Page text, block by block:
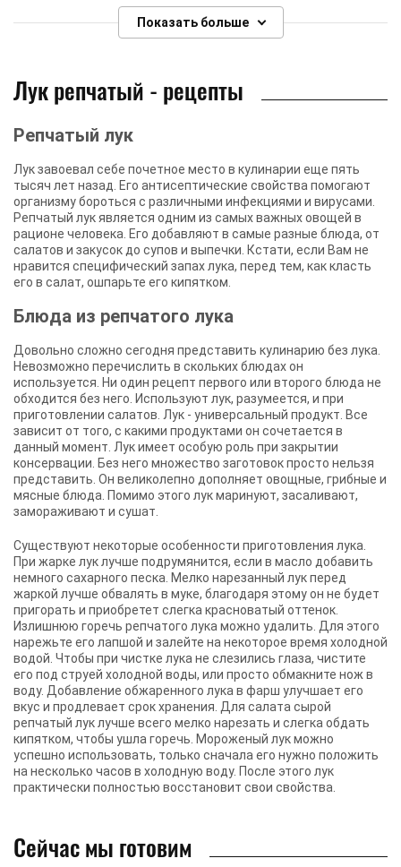
Показать больше
Лук репчатый - рецепты
Репчатый лук
Лук завоевал себе почетное место в кулинарии еще пять
тысяч лет назад. Его антисептические свойства помогают
организму бороться с различными инфекциями и вирусами.
Репчатый лук является одним из самых важных овощей в
рационе человека. Его добавляют в самые разные блюда, от
салатов и закусок до супов и выпечки. Кстати, если Вам не
нравится специфический запах лука, перед тем, как класть
его в салат, ошпарьте его кипятком.
Блюда из репчатого лука
Довольно сложно сегодня представить кулинарию без лука.
Невозможно перечислить в скольких блюдах он
используется. Ни один рецепт первого или второго блюда не
обходится без него. Используют лук, разумеется, и при
приготовлении салатов. Лук - универсальный продукт. Все
зависит от того, с какими продуктами он сочетается в
данный момент. Лук имеет особую роль при закрытии
консервации. Без него множество заготовок просто нельзя
представить. Он великолепно дополняет овощные, грибные и
мясные блюда. Помимо этого лук маринуют, засаливают,
замораживают и сушат.
Существуют некоторые особенности приготовления лука.
При жарке лук лучше подрумянится, если в масло добавить
немного сахарного песка. Мелко нарезанный лук перед
жаркой лучше обвалять в муке, благодаря этому он не будет
пригорать и приобретет слегка красноватый оттенок.
Излишнюю горечь репчатого лука можно удалить. Для этого
нарежьте его лапшой и залейте на некоторое время холодной
водой. Чтобы при чистке лука не слезились глаза, чистите
его под струей холодной воды, или просто обмакните нож в
воду. Добавление обжаренного лука в фарш улучшает его
вкус и продлевает срок хранения. Для салата сырой
репчатый лук лучше всего мелко нарезать и слегка обдать
кипятком, чтобы ушла горечь. Мороженый лук можно
успешно использовать, только сначала его нужно положить
на несколько часов в холодную воду. После этого лук
практически полностью восстановит свои свойства.
Сейчас мы готовим